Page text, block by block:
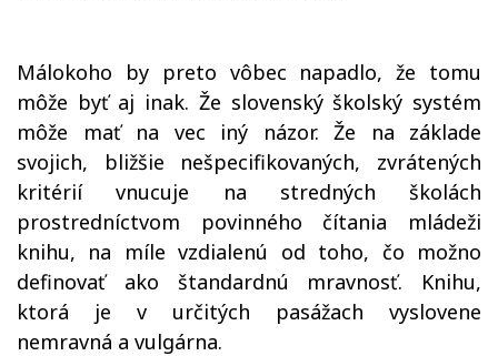
Málokoho by preto vôbec napadlo, že tomu
môže byť aj inak. Že slovenský školský systém
môže mať na vec iný názor. Že na základe
svojich, bližšie nešpecifikovaných, zvrátených
kritérií vnucuje na stredných školách
prostredníctvom povinného čítania mládeži
knihu, na míle vzdialenú od toho, čo možno
definovať ako štandardnú mravnosť. Knihu,
ktorá je v určitých pasážach vyslovene
nemravná a vulgárna.